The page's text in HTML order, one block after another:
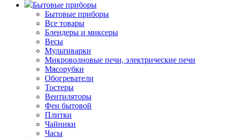
Бытовые приборы
Бытовые приборы
Все товары
Блендеры и миксеры
Весы
Мультиварки
Микроволновые печи, электрические печи
Мясорубки
Обогреватели
Тостеры
Вентиляторы
Фен бытовой
Плитки
Чайники
Часы